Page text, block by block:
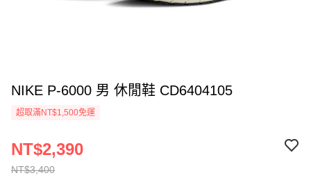
NIKE P-6000 男 休閒鞋 CD6404105
超取滿NT$1,500免運
NT$3,400
NT$2,390